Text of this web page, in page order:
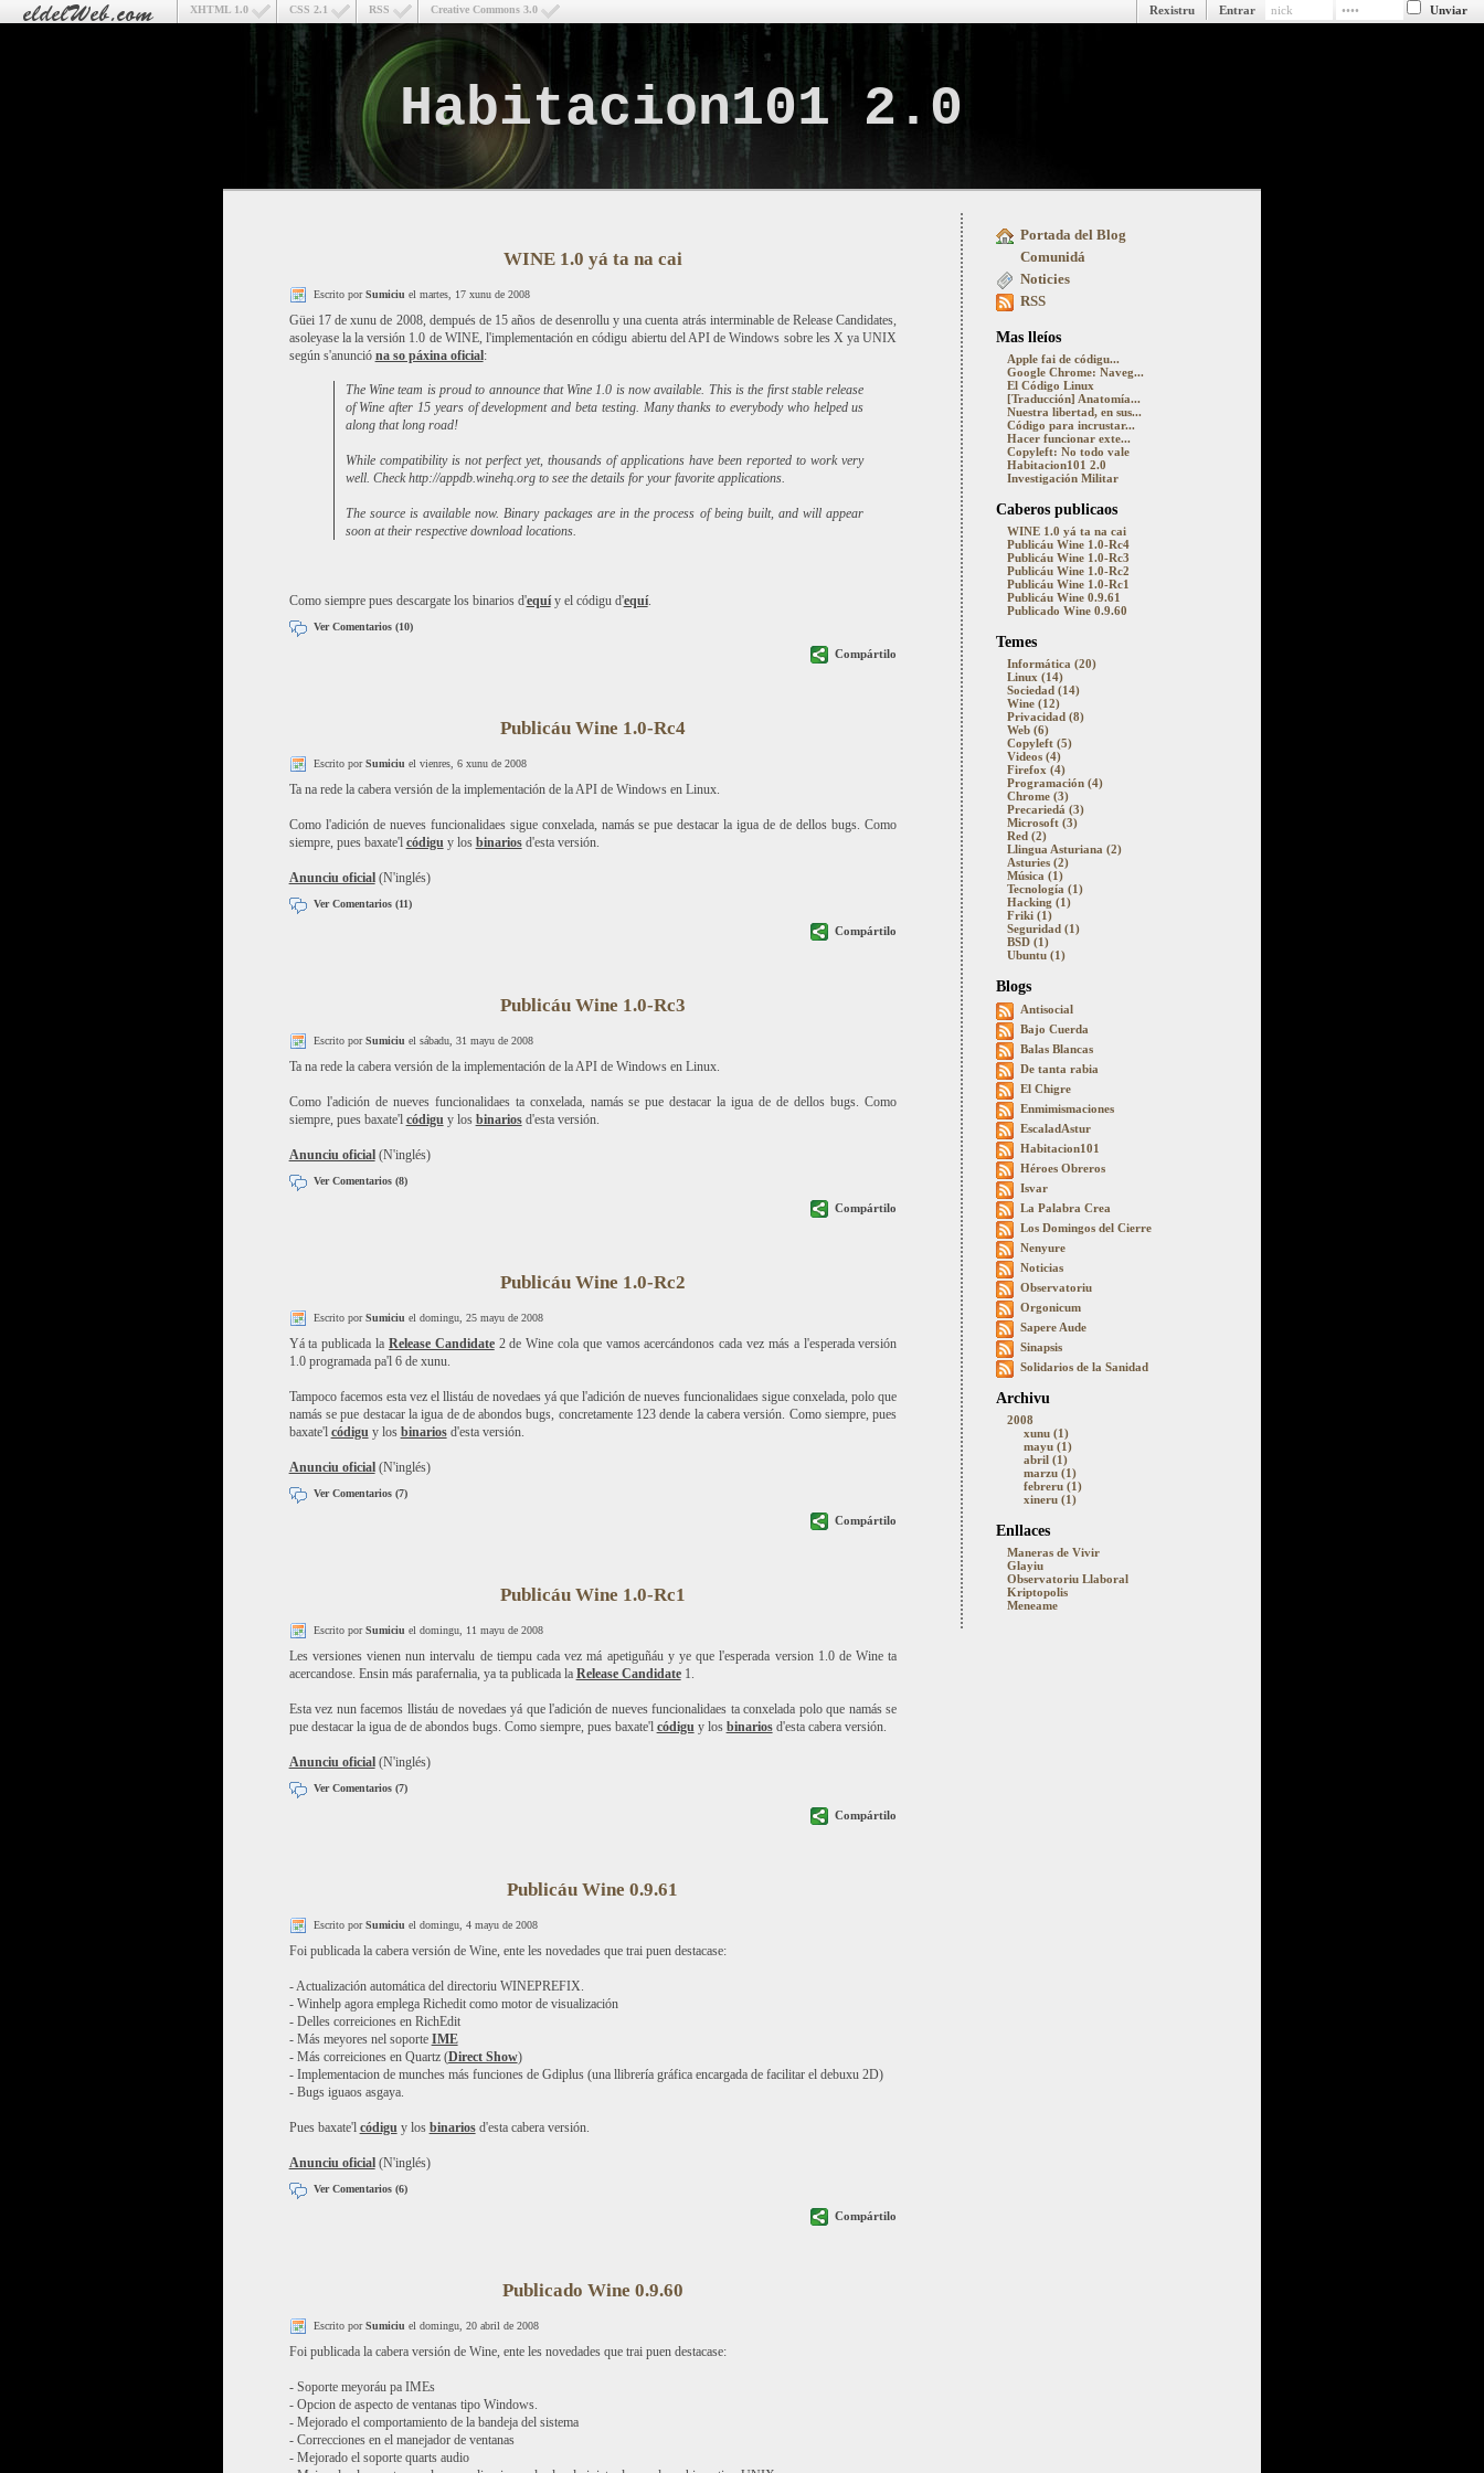
Creative Commons 3.0
RSS
CSS 2.1
XHTML 1.0 Entrar
Rexistru
Habitacion101 2.0
Lo que pasa detrás y delantre la pantalla
Portada del Blog
Comunidá
Noticies
RSS
Mas lleíos
Apple fai de códigu...
Google Chrome: Naveg...
El Código Linux
[Traducción] Anatomía...
Nuestra libertad, en sus...
Código para incrustar...
Hacer funcionar exte...
Copyleft: No todo vale
Habitacion101 2.0
Investigación Militar
Caberos publicaos
WINE 1.0 yá ta na cai
Publicáu Wine 1.0-Rc4
Publicáu Wine 1.0-Rc3
Publicáu Wine 1.0-Rc2
Publicáu Wine 1.0-Rc1
Publicáu Wine 0.9.61
Publicado Wine 0.9.60
Temes
Informática (20)
Linux (14)
Sociedad (14)
Wine (12)
Privacidad (8)
Web (6)
Copyleft (5)
Videos (4)
Firefox (4)
Programación (4)
Chrome (3)
Precariedá (3)
Microsoft (3)
Red (2)
Llingua Asturiana (2)
Asturies (2)
Música (1)
Tecnología (1)
Hacking (1)
Friki (1)
Seguridad (1)
BSD (1)
Ubuntu (1)
Blogs
Antisocial
Bajo Cuerda
Balas Blancas
De tanta rabia
El Chigre
Enmimismaciones
EscaladAstur
Habitacion101
Héroes Obreros
Isvar
La Palabra Crea
Los Domingos del Cierre
Nenyure
Noticias
Observatoriu
Orgonicum
Sapere Aude
Sinapsis
Solidarios de la Sanidad
Archivu
2008
xunu (1)
mayu (1)
abril (1)
marzu (1)
febreru (1)
xineru (1)
Enllaces
Maneras de Vivir
Glayiu
Observatoriu Llaboral
Kriptopolis
Meneame
WINE 1.0 yá ta na cai
Escrito porSumiciu el martes, 17 xunu de 2008
Güei 17 de xunu de 2008, dempués de 15 años de desenrollu y una cuenta atrás interminable de Release Candidates,
asoleyase la la versión 1.0 de WINE, l'implementación en códigu abiertu del API de Windows sobre les X ya UNIX
según s'anunció na so páxina oficial:
The Wine team is proud to announce that Wine 1.0 is now available. This is the first stable release
of Wine after 15 years of development and beta testing. Many thanks to everybody who helped us
along that long road!
While compatibility is not perfect yet, thousands of applications have been reported to work very
well. Check http://appdb.winehq.org to see the details for your favorite applications.
The source is available now. Binary packages are in the process of being built, and will appear
soon at their respective download locations.
Como siempre pues descargate los binarios d'equíy el códigu d'equí.
Ver Comentarios (10)
Compártilo
Publicáu Wine 1.0-Rc4
Escrito porSumiciu el vienres, 6 xunu de 2008
Ta na rede la cabera versión de la implementación de la API de Windows en Linux.
Como l'adición de nueves funcionalidaes sigue conxelada, namás se pue destacar la igua de de dellos bugs. Como
siempre, pues baxate'l códiguy los binariosd'esta versión.
Anunciu oficial(N'inglés)
Ver Comentarios (11)
Compártilo
Publicáu Wine 1.0-Rc3
Escrito porSumiciu el sábadu, 31 mayu de 2008
Ta na rede la cabera versión de la implementación de la API de Windows en Linux.
Como l'adición de nueves funcionalidaes ta conxelada, namás se pue destacar la igua de de dellos bugs. Como
siempre, pues baxate'l códiguy los binariosd'esta versión.
Anunciu oficial(N'inglés)
Ver Comentarios (8)
Compártilo
Publicáu Wine 1.0-Rc2
Escrito porSumiciu el domingu, 25 mayu de 2008
Yá ta publicada la Release Candidate2 de Wine cola que vamos acercándonos cada vez más a l'esperada versión
1.0 programada pa'l 6 de xunu.
Tampoco facemos esta vez el llistáu de novedaes yá que l'adición de nueves funcionalidaes sigue conxelada, polo que
namás se pue destacar la igua de de abondos bugs, concretamente 123 dende la cabera versión. Como siempre, pues
baxate'l códiguy los binariosd'esta versión.
Anunciu oficial(N'inglés)
Ver Comentarios (7)
Compártilo
Publicáu Wine 1.0-Rc1
Escrito porSumiciu el domingu, 11 mayu de 2008
Les versiones vienen nun intervalu de tiempu cada vez má apetiguñáu y ye que l'esperada version 1.0 de Wine ta
acercandose. Ensin más parafernalia, ya ta publicada la Release Candidate1.
Esta vez nun facemos llistáu de novedaes yá que l'adición de nueves funcionalidaes ta conxelada polo que namás se
pue destacar la igua de de abondos bugs. Como siempre, pues baxate'l códiguy los binariosd'esta cabera versión.
Anunciu oficial(N'inglés)
Ver Comentarios (7)
Compártilo
Publicáu Wine 0.9.61
Escrito porSumiciu el domingu, 4 mayu de 2008
Foi publicada la cabera versión de Wine, ente les novedades que trai puen destacase:
- Actualización automática del directoriu WINEPREFIX.
- Winhelp agora emplega Richedit como motor de visualización
- Delles correiciones en RichEdit
- Más meyores nel soporte IME
- Más correiciones en Quartz (Direct Show)
- Implementacion de munches más funciones de Gdiplus (una llibrería gráfica encargada de facilitar el debuxu 2D)
- Bugs iguaos asgaya.
Pues baxate'l códiguy los binariosd'esta cabera versión.
Anunciu oficial(N'inglés)
Ver Comentarios (6)
Compártilo
Publicado Wine 0.9.60
Escrito porSumiciu el domingu, 20 abril de 2008
Foi publicada la cabera versión de Wine, ente les novedades que trai puen destacase:
- Soporte meyoráu pa IMEs
- Opcion de aspecto de ventanas tipo Windows.
- Mejorado el comportamiento de la bandeja del sistema
- Correcciones en el manejador de ventanas
- Mejorado el soporte quarts audio